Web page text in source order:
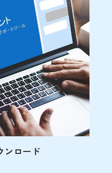
ンロード